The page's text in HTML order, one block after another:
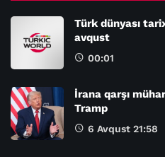
Türk dünyası
avqust
00:01
İrana qarşı
Tramp
6 Avqust 21:58